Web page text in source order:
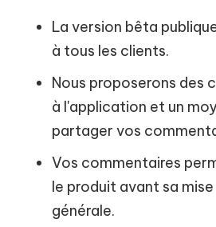
La version bêta
à tous les clients.
Nous proposerons des
à l'application et un
partager vos
Vos commentaires
le produit avant sa
générale.